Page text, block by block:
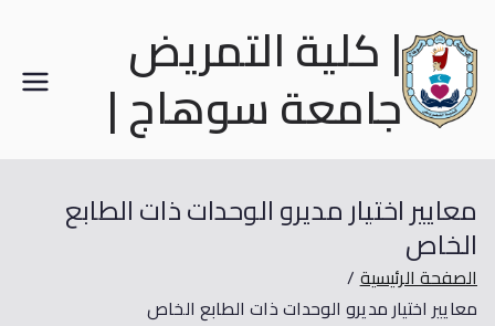
| كلية التمريض
جامعة سوهاج |
معايير اختيار مديرو الوحدات ذات الطابع
الخاص
الصفحة الرئيسية
معايير اختيار مديرو الوحدات ذات الطابع الخاص